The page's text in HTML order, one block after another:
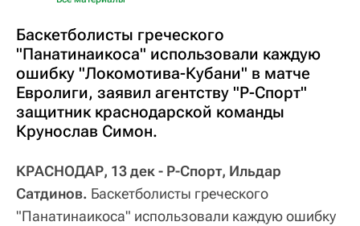
Баскетболисты греческого
"Панатинаикоса" использовали каждую
ошибку "Локомотива-Кубани" в матче
Евролиги, заявил агентству "Р-Спорт"
защитник краснодарской команды
Крунослав Симон.
КРАСНОДАР, 13 дек - Р-Спорт, Ильдар
Сатдинов. Баскетболисты греческого
"Панатинаикоса" использовали каждую ошибку